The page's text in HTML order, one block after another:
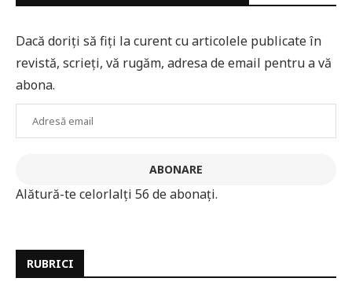
Dacă doriți să fiți la curent cu articolele publicate în
revistă, scrieți, vă rugăm, adresa de email pentru a vă
abona.
ABONARE
Alătură-te celorlalți 56 de abonați.
RUBRICI